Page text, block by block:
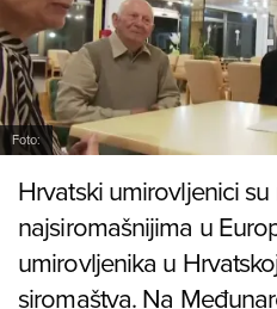
Foto:
Hrvatski umirovljenici
najsiromašnijima u
umirovljenika u
siromaštva. Na